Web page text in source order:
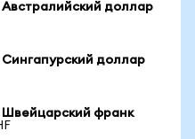
Австралийский доллар
Сингапурский доллар
Швейцарский франк